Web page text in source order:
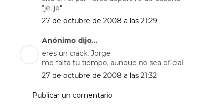
"je, je"
27 de octubre de 2008 a las 21:29
Anónimo dijo...
eres un crack, Jorge
me falta tu tiempo, aunque no sea oficial
27 de octubre de 2008 a las 21:32
Publicar un comentario